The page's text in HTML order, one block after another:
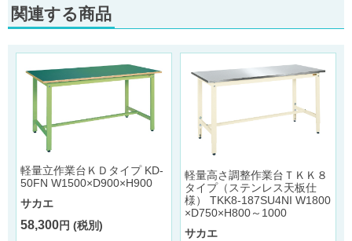
関連する商品
軽量立作業台ＫＤタイプ KD-
50FN W1500×D900×H900
サカエ
58,300円 (税別)
軽量高さ調整作業台ＴＫＫ８
タイプ（ステンレス天板仕
様） TKK8-187SU4NI W1800
×D750×H800～1000
サカエ